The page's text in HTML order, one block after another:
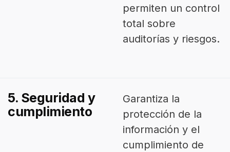
permiten un control
total sobre
auditorías y riesgos.
5. Seguridad y
cumplimiento
Garantiza la
protección de la
información y el
cumplimiento de